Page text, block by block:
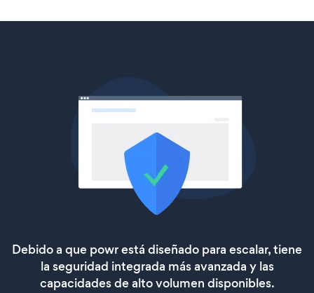
Debido a que powr está diseñado para escalar, tiene
la seguridad integrada más avanzada y las
capacidades de alto volumen disponibles.